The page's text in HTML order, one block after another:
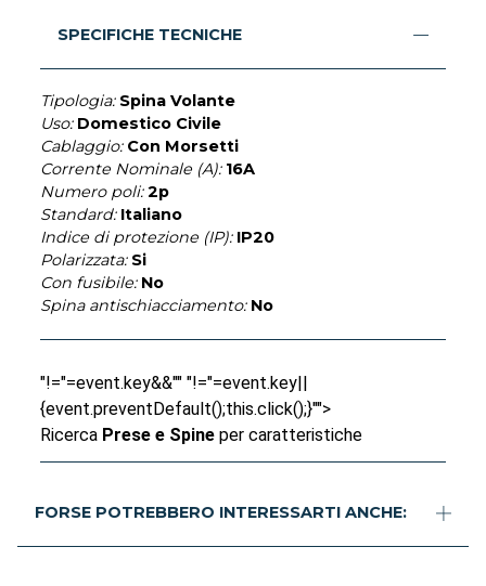
SPECIFICHE TECNICHE
Tipologia: Spina Volante
Uso: Domestico Civile
Cablaggio: Con Morsetti
Corrente Nominale (A): 16A
Numero poli: 2p
Standard: Italiano
Indice di protezione (IP): IP20
Polarizzata: Si
Con fusibile: No
Spina antischiacciamento: No
"!="=event.key&&"" "!="=event.key||
{event.preventDefault();this.click();}"">
Ricerca Prese e Spineper caratteristiche
FORSE POTREBBERO INTERESSARTI ANCHE: